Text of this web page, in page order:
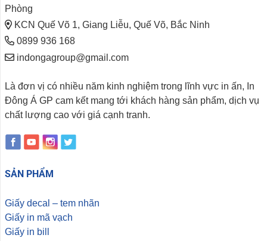
Phòng
KCN Quế Võ 1, Giang Liễu, Quế Võ, Bắc Ninh
0899 936 168
indongagroup@gmail.com
Là đơn vị có nhiều năm kinh nghiệm trong lĩnh vực in ấn, In
Đông Á GP cam kết mang tới khách hàng sản phẩm, dịch vụ
chất lượng cao với giá cạnh tranh.
SẢN PHẨM
Giấy decal – tem nhãn
Giấy in mã vạch
Giấy in bill